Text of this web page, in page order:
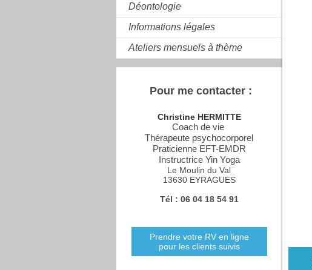
Déontologie
Informations légales
Ateliers mensuels à thème
Pour me contacter :
Christine HERMITTE
Coach de vie
Thérapeute psychocorporel
Praticienne EFT-EMDR
Instructrice Yin Yoga
Le Moulin du Val
13630 EYRAGUES
Tél : 06 04 18 54 91
Prendre votre RV en ligne
pour les clients suivis